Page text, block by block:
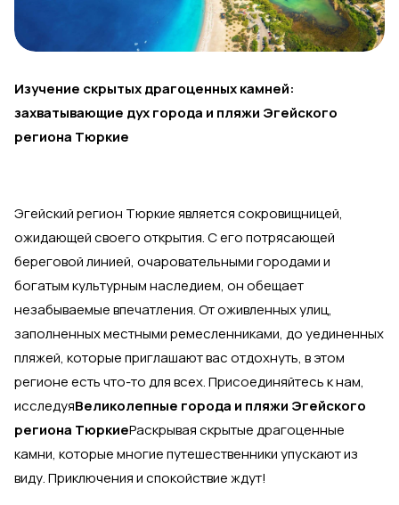
Изучение скрытых драгоценных камней:
захватывающие дух города и пляжи Эгейского
региона Тюркие
Эгейский регион Тюркие является сокровищницей,
ожидающей своего открытия. С его потрясающей
береговой линией, очаровательными городами и
богатым культурным наследием, он обещает
незабываемые впечатления. От оживленных улиц,
заполненных местными ремесленниками, до уединенных
пляжей, которые приглашают вас отдохнуть, в этом
регионе есть что-то для всех. Присоединяйтесь к нам,
исследуяВеликолепные города и пляжи Эгейского
региона ТюркиеРаскрывая скрытые драгоценные
камни, которые многие путешественники упускают из
виду. Приключения и спокойствие ждут!